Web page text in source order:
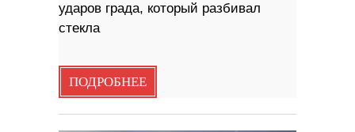
ударов града, который разбивал
стекла
ПОДРОБНЕЕ